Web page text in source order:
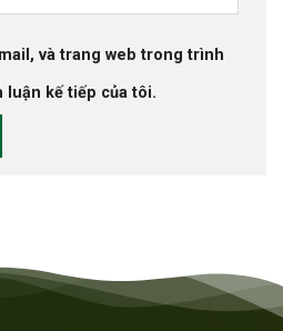
và trang web trong trình
luận kế tiếp của tôi.